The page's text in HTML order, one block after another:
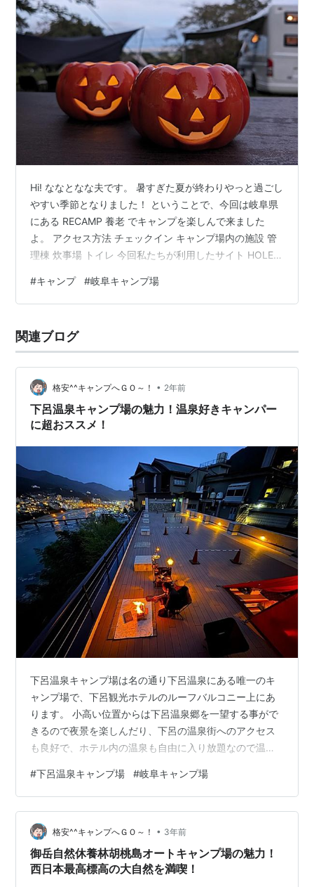
Hi! ななとなな夫です。 暑すぎた夏が終わりやっと過ごし
やすい季節となりました！ ということで、今回は岐阜県
にある RECAMP 養老 でキャンプを楽しんで来ました
よ。 アクセス方法 チェックイン キャンプ場内の施設 管
理棟 炊事場 トイレ 今回私たちが利用したサイト HOLE
地 養老温泉 ゆせんの里 焼き肉街道にある 肉の藤太 正直
屋 アクセス方法 住所：503-1267 岐阜県養老郡養老町高
ックインは「なっぷスマートチェックインアプリ」から
行います。 対人での受付の…
#キャンプ #岐阜キャンプ場
関連ブログ
格安^^キャンプへＧＯ～！ • 2年前
下呂温泉キャンプ場の魅力！温泉好きキャンパー
に超おススメ！
下呂温泉キャンプ場は名の通り下呂温泉にある唯一のキ
ャンプ場で、下呂観光ホテルのルーフバルコニー上にあ
ります。 小高い位置からは下呂温泉郷を一望する事がで
きるので夜景を楽しんだり、下呂の温泉街へのアクセス
も良好で、ホテル内の温泉も自由に入り放題なので温泉
場 下呂温泉キャンプ場【基本情報】 下呂温泉キャンプ場
【サイト状況】 下呂温泉キャンプ場【利用料金】 利用料
金（一人当たり） 下呂温泉キャンプ場【設備】 ホテル内
売店＆ラウンジ キャンプ場炊事場 キャンプ場トイレ 温
泉 自動販売機 下呂温泉キャンプ場【アクセス】 下呂温
泉キャンプ場【ロケーション…
#下呂温泉キャンプ場 #岐阜キャンプ場
格安^^キャンプへＧＯ～！ • 3年前
御岳自然休養林胡桃島オートキャンプ場の魅力！
西日本最高標高の大自然を満喫！